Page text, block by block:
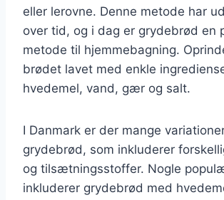
eller lerovne. Denne metode har
over tid, og i dag er grydebrød en
metode til hjemmebagning.
brødet lavet med enkle
hvedemel, vand, gær og salt.
I Danmark er der mange
grydebrød, som inkluderer
og tilsætningsstoffer. Nogle
inkluderer grydebrød med